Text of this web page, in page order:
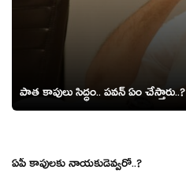
పాత కాపులు సిద్ధం.. ప‌వ‌న్ ఏం చేస్తారు..?
ఏపీ కాపులకు నాయకుడెవ్వరో..?